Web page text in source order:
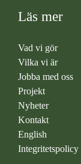
Läs mer
Vad vi gör
Vilka vi är
Jobba med oss
Projekt
Nyheter
Kontakt
English
Integritetspolicy